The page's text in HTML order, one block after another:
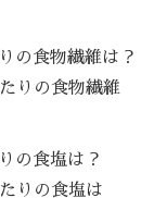
の食物繊維は？
りの食物繊維
の食塩は？
りの食塩は